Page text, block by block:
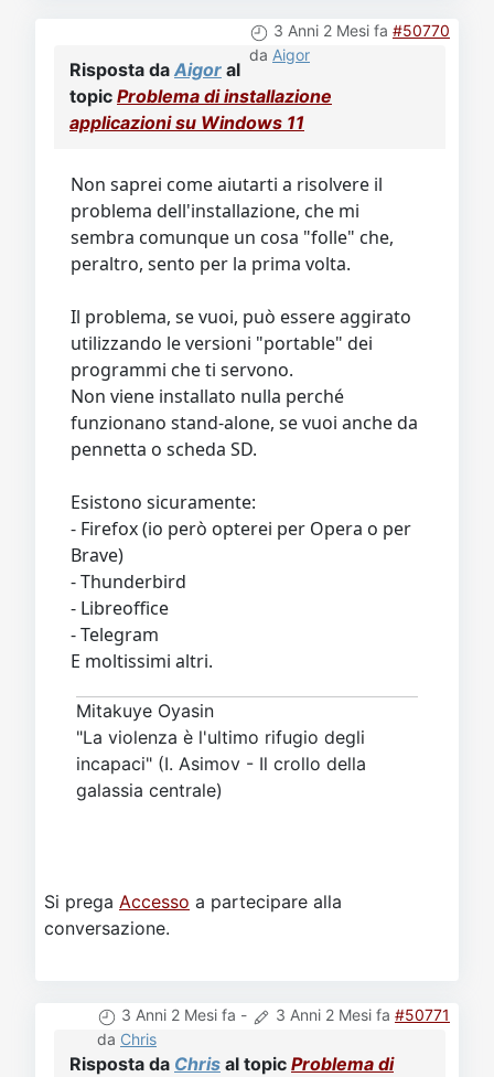
3 Anni 2 Mesi fa #50770
da Aigor
Risposta da Aigor al
topic Problema di installazione
applicazioni su Windows 11
Non saprei come aiutarti a risolvere il
problema dell'installazione, che mi
sembra comunque un cosa "folle" che,
peraltro, sento per la prima volta.
Il problema, se vuoi, può essere aggirato
utilizzando le versioni "portable" dei
programmi che ti servono.
Non viene installato nulla perché
funzionano stand-alone, se vuoi anche da
pennetta o scheda SD.
Esistono sicuramente:
- Firefox (io però opterei per Opera o per
Brave)
- Thunderbird
- Libreoffice
- Telegram
E moltissimi altri.
Mitakuye Oyasin
"La violenza è l'ultimo rifugio degli
incapaci" (I. Asimov - Il crollo della
galassia centrale)
Si prega Accesso a partecipare alla
conversazione.
3 Anni 2 Mesi fa - 3 Anni 2 Mesi fa #50771
da Chris
Risposta da Chris al topic Problema di